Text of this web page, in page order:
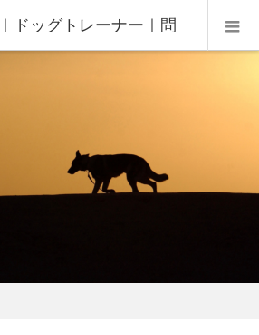
ドッグトレーナー｜問